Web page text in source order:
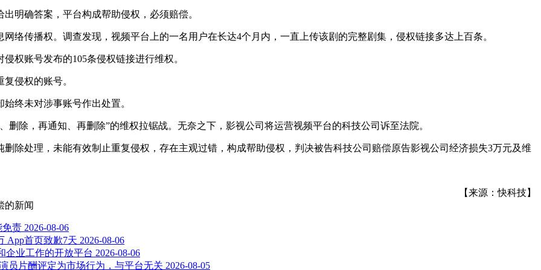
明确答案，平台构成帮助侵权，必须赔偿。
络传播权。调查发现，视频平台上的一名用户在长达4个月内，一直上传该剧的完整剧集，侵权链接多达上百条。
权账号发布的105条侵权链接进行维权。
侵权的账号。
终未对涉事账号作出处置。
除，再通知、再删除”的维权拉锯战。无奈之下，影视公司将运营视频平台的科技公司诉至法院。
除处理，未能有效制止重复侵权，存在主观过错，构成帮助侵权，判决被告科技公司赔偿原告影视公司经济损失3万元及维
【来源：快科技】
的新闻
免责 2026-08-06
App首页致歉7天 2026-08-06
企业工作的开放平台 2026-08-06
员片酬评定为市场行为，与平台无关 2026-08-05